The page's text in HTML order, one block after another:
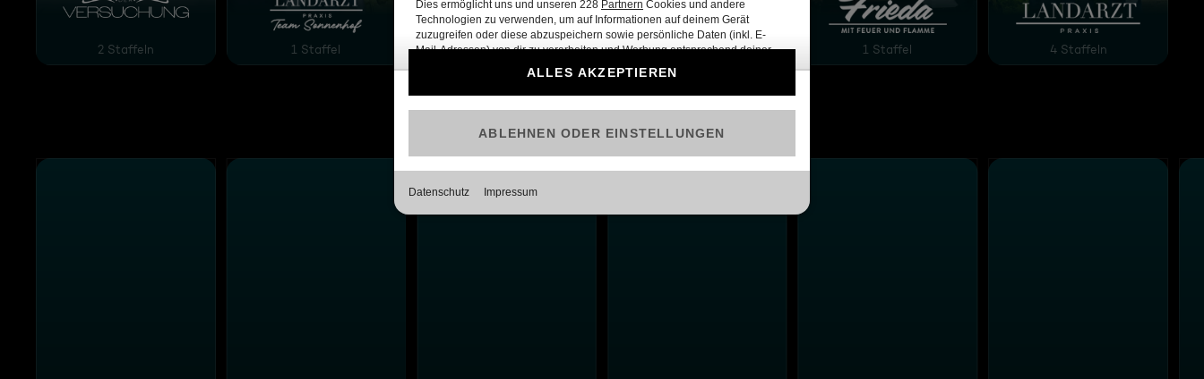
Villa der Versuchung
2 Staffeln
Die Landarztpraxis - Team Sonnenhof
1 Staffel
Hunting Party - Die Mörderjagd
2 Staffeln
Das große Backen
14 Staffeln
Frieda - Mit Feuer und Flamme
1 Staffel
Die Landarztpraxis
4 Staffeln